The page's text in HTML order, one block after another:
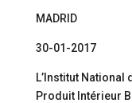
MADRID
30-01-2017
L’Institut
Produit Intérieur